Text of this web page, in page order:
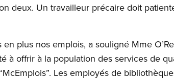
deux. Un travailleur précaire doit
plus nos emplois, a souligné Mme
à offrir à la population des services de
Les employés de